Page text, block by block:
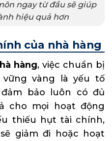
ngay từ đầu sẽ giúp
hiệu quả hơn
của nhà hàng
hàng, việc chuẩn bị
vàng là yếu tố
bảo luôn có đủ
cho mọi hoạt động
thiếu hụt tài chính,
giảm đi hoặc hoạt